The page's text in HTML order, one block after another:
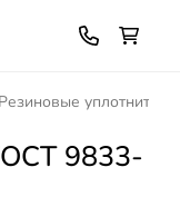
Резиновые
9833-